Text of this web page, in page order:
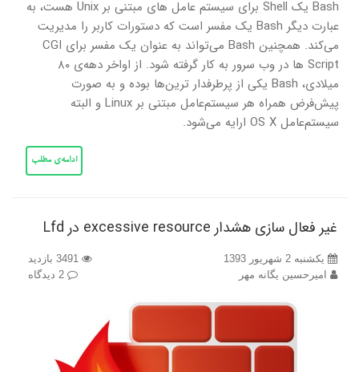
Bash یک Shell برای سیستم‌ عامل های مبتنی بر Unix هست، به
عبارت دیگر Bash یک مفسر است که دستورات کاربر را مدیریت
می‌کند. همچنین Bash می‌تواند به عنوان یک مفسر برای CGI
Script ها در وب سرور به کار گرفته شود. از اواخر دهه‌ی ۸۰
میلادی، Bash یکی از پرطرفدار ترین‌ها بوده و به صورت
پیش‌فرض همراه هر سیستم‌عامل مبتنی بر Linux و البته
سیستم‌عامل OS X ارایه می‌شود.
ادامه‌ی مطلب
غیر فعال سازی هشدار excessive resource در Lfd
یکشنبه 2 شهریور 1393
امیرحسین یگانه مهر